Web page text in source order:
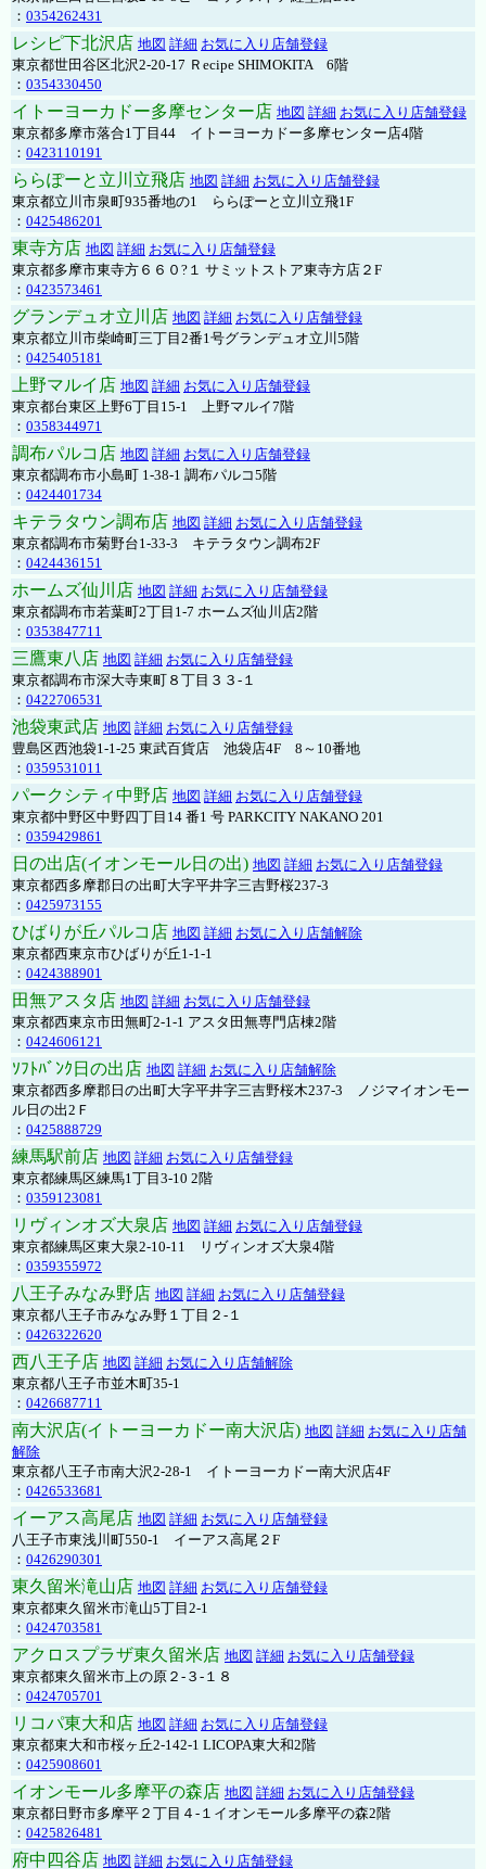
： 0354262431
レシピ下北沢店 地図 詳細 お気に入り店舗登録
東京都世田谷区北沢2-20-17 Ｒecipe SHIMOKITA 6階
： 0354330450
イトーヨーカドー多摩センター店 地図 詳細 お気に入り店舗登録
東京都多摩市落合1丁目44 イトーヨーカドー多摩センター店4階
： 0423110191
ららぽーと立川立飛店 地図 詳細 お気に入り店舗登録
東京都立川市泉町935番地の1 ららぽーと立川立飛1F
： 0425486201
東寺方店 地図 詳細 お気に入り店舗登録
東京都多摩市東寺方６６０?１ サミットストア東寺方店２F
： 0423573461
グランデュオ立川店 地図 詳細 お気に入り店舗登録
東京都立川市柴崎町三丁目2番1号グランデュオ立川5階
： 0425405181
上野マルイ店 地図 詳細 お気に入り店舗登録
東京都台東区上野6丁目15-1 上野マルイ7階
： 0358344971
調布パルコ店 地図 詳細 お気に入り店舗登録
東京都調布市小島町 1-38-1 調布パルコ5階
： 0424401734
キテラタウン調布店 地図 詳細 お気に入り店舗登録
東京都調布市菊野台1-33-3 キテラタウン調布2F
： 0424436151
ホームズ仙川店 地図 詳細 お気に入り店舗登録
東京都調布市若葉町2丁目1-7 ホームズ仙川店2階
： 0353847711
三鷹東八店 地図 詳細 お気に入り店舗登録
東京都調布市深大寺東町８丁目３３-１
： 0422706531
池袋東武店 地図 詳細 お気に入り店舗登録
豊島区西池袋1-1-25 東武百貨店 池袋店4F 8～10番地
： 0359531011
パークシティ中野店 地図 詳細 お気に入り店舗登録
東京都中野区中野四丁目14 番1 号 PARKCITY NAKANO 201
： 0359429861
日の出店(イオンモール日の出) 地図 詳細 お気に入り店舗登録
東京都西多摩郡日の出町大字平井字三吉野桜237-3
： 0425973155
ひばりが丘パルコ店 地図 詳細 お気に入り店舗解除
東京都西東京市ひばりが丘1-1-1
： 0424388901
田無アスタ店 地図 詳細 お気に入り店舗登録
東京都西東京市田無町2-1-1 アスタ田無専門店棟2階
： 0424606121
ｿﾌﾄﾊﾞﾝｸ日の出店 地図 詳細 お気に入り店舗解除
東京都西多摩郡日の出町大字平井字三吉野桜木237-3 ノジマイオンモー
ル日の出2Ｆ
： 0425888729
練馬駅前店 地図 詳細 お気に入り店舗登録
東京都練馬区練馬1丁目3-10 2階
： 0359123081
リヴィンオズ大泉店 地図 詳細 お気に入り店舗登録
東京都練馬区東大泉2-10-11 リヴィンオズ大泉4階
： 0359355972
八王子みなみ野店 地図 詳細 お気に入り店舗登録
東京都八王子市みなみ野１丁目２-１
： 0426322620
西八王子店 地図 詳細 お気に入り店舗解除
東京都八王子市並木町35-1
： 0426687711
南大沢店(イトーヨーカドー南大沢店) 地図 詳細 お気に入り店舗
解除
東京都八王子市南大沢2-28-1 イトーヨーカドー南大沢店4F
： 0426533681
イーアス高尾店 地図 詳細 お気に入り店舗登録
八王子市東浅川町550-1 イーアス高尾２F
： 0426290301
東久留米滝山店 地図 詳細 お気に入り店舗登録
東京都東久留米市滝山5丁目2-1
： 0424703581
アクロスプラザ東久留米店 地図 詳細 お気に入り店舗登録
東京都東久留米市上の原２-３-１８
： 0424705701
リコパ東大和店 地図 詳細 お気に入り店舗登録
東京都東大和市桜ヶ丘2-142-1 LICOPA東大和2階
： 0425908601
イオンモール多摩平の森店 地図 詳細 お気に入り店舗登録
東京都日野市多摩平２丁目４-１イオンモール多摩平の森2階
： 0425826481
府中四谷店 地図 詳細 お気に入り店舗登録